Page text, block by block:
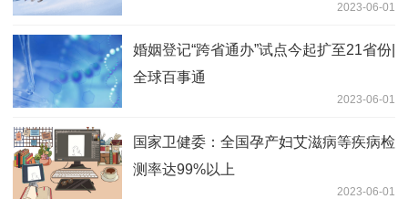
2023-06-01
婚姻登记“跨省通办”试点今起扩至21省份|
全球百事通
2023-06-01
国家卫健委：全国孕产妇艾滋病等疾病检
测率达99%以上
2023-06-01